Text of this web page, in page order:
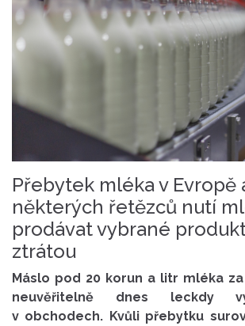
Přebytek mléka v Evropě
některých řetězců nutí
prodávat vybrané
ztrátou
Máslo pod 20 korun a litr mléka
neuvěřitelně dnes leckdy
v obchodech. Kvůli přebytku